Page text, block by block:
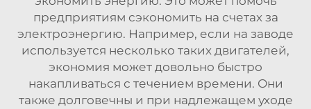
предприятиям сэкономить на счетах за
электроэнергию. Например, если на заводе
используется несколько таких двигателей,
экономия может довольно быстро
накапливаться с течением времени. Они
также долговечны и при надлежащем уходе